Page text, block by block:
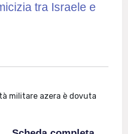
tra Israele e
militare azera è dovuta